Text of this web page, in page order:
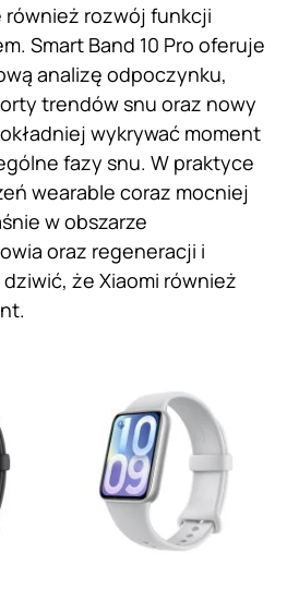
rozwój funkcji
Smart Band 10 Pro oferuje
analizę odpoczynku,
trendów snu oraz nowy
wykrywać moment
fazy snu. W praktyce
wearable coraz mocniej
w obszarze
oraz regeneracji i
że Xiaomi również